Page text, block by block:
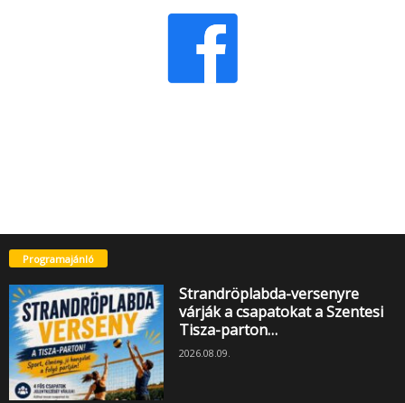
Programajánló
Strandröplabda-versenyre
várják a csapatokat a Szentesi
Tisza-parton…
2026.08.09.